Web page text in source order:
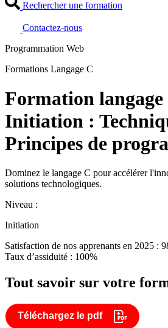
Rechercher une formation
Contactez-nous
Programmation Web
Formations Langage C
Formation langage
Initiation :
Principes de
Dominez le langage C pour accélérer
solutions technologiques.
Niveau :
Initiation
Satisfaction de nos apprenants en 2025 :
Taux d’assiduité : 100%
Tout savoir sur votre
Téléchargez le pdf